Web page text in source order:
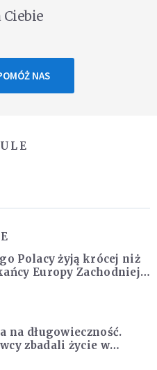
NAS
Polacy żyją krócej niż
Europy Zachodniej?
wskazuje główne
na długowieczność.
zbadali życie w